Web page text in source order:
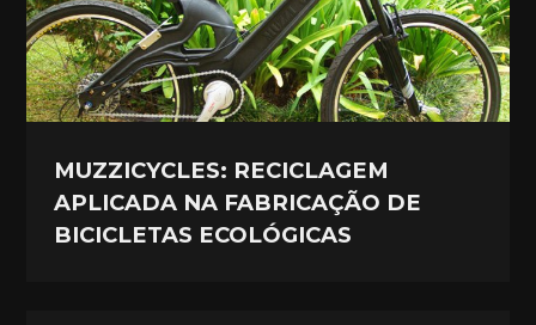
MUZZICYCLES: RECICLAGEM
APLICADA NA FABRICAÇÃO DE
BICICLETAS ECOLÓGICAS